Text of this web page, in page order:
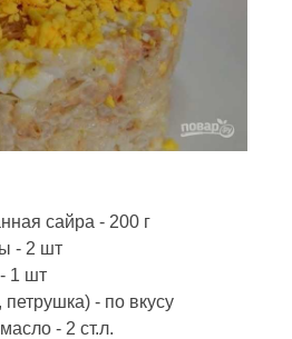
сайра - 200 г
- 2 шт
1 шт
петрушка) - по вкусу
- 2 ст.л.